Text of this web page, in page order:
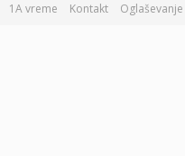
1A vreme Kontakt Oglaševanje